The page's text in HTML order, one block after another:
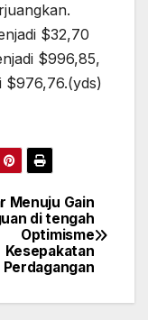
$32,70
$996,85,
$976,76.(yds)
Menuju Gain
di tengah
Optimisme
Kesepakatan
Perdagangan